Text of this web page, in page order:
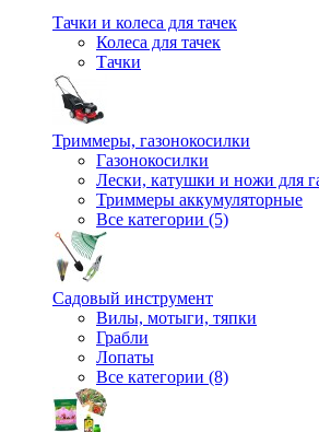
Тачки и колеса для тачек
Колеса для тачек
Тачки
Триммеры, газонокосилки
Газонокосилки
Лески, катушки и ножи для
Триммеры аккумуляторные
Все категории (5)
Садовый инструмент
Вилы, мотыги, тяпки
Грабли
Лопаты
Все категории (8)